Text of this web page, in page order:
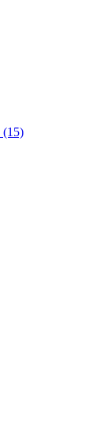
(15)